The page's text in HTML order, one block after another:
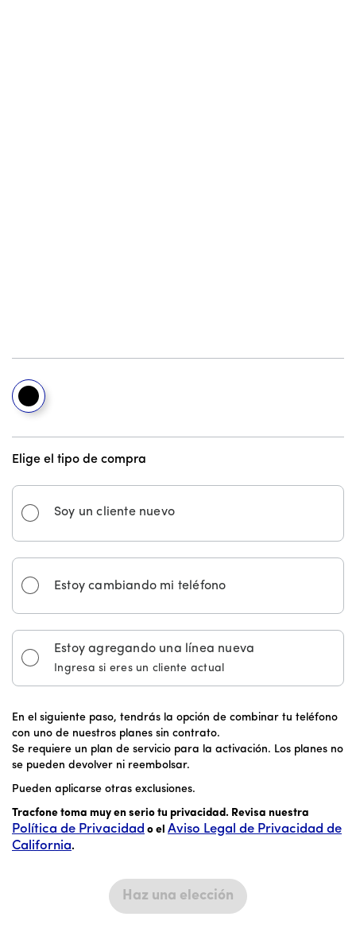
Stardust Blue
Elige el tipo de compra
Soy un cliente nuevo
Estoy cambiando mi teléfono
Estoy agregando una línea nueva
Ingresa si eres un cliente actual
En el siguiente paso, tendrás la opción de combinar tu teléfono
con uno de nuestros planes sin contrato.
Se requiere un plan de servicio para la activación. Los planes no
se pueden devolver ni reembolsar.
Pueden aplicarse otras exclusiones.
Tracfone toma muy en serio tu privacidad. Revisa nuestra
Política de Privacidad o el Aviso Legal de Privacidad de
California.
Haz una elección